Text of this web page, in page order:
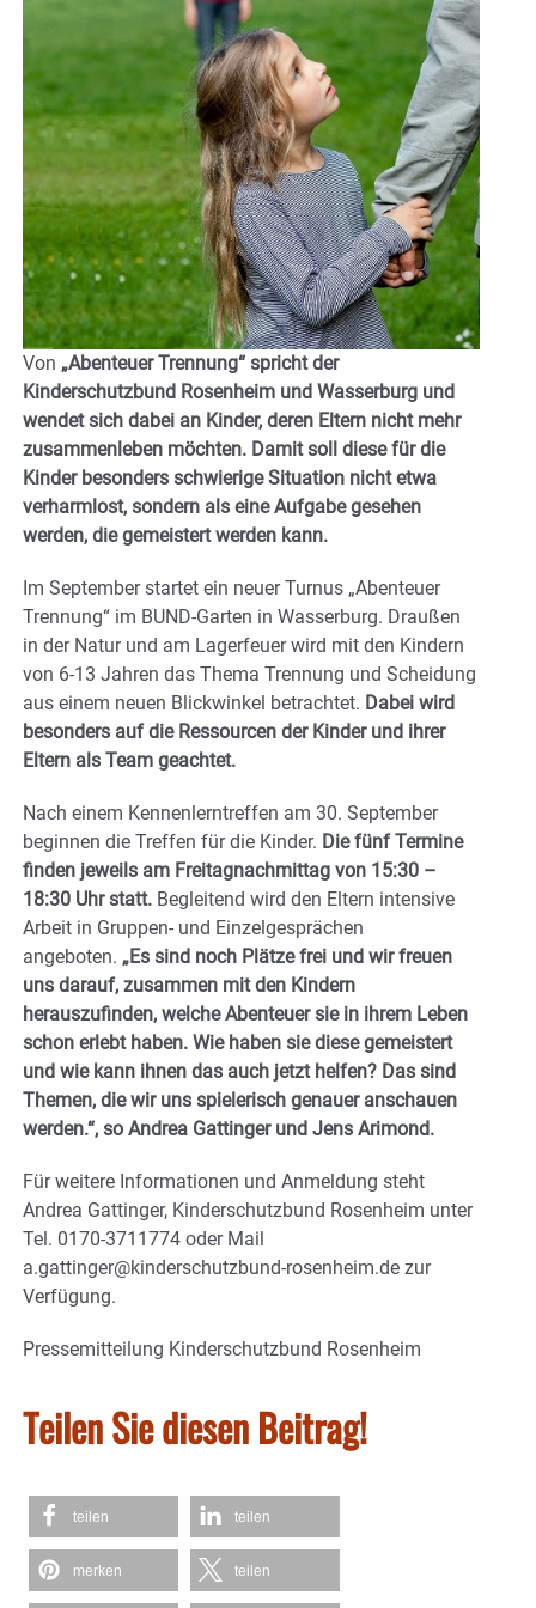
Von „Abenteuer Trennung“ spricht der
Kinderschutzbund Rosenheim und Wasserburg und
wendet sich dabei an Kinder, deren Eltern nicht mehr
zusammenleben möchten. Damit soll diese für die
Kinder besonders schwierige Situation nicht etwa
verharmlost, sondern als eine Aufgabe gesehen
werden, die gemeistert werden kann.
Im September startet ein neuer Turnus „Abenteuer
Trennung“ im BUND-Garten in Wasserburg. Draußen
in der Natur und am Lagerfeuer wird mit den Kindern
von 6-13 Jahren das Thema Trennung und Scheidung
aus einem neuen Blickwinkel betrachtet. Dabei wird
besonders auf die Ressourcen der Kinder und ihrer
Eltern als Team geachtet.
Nach einem Kennenlerntreffen am 30. September
beginnen die Treffen für die Kinder. Die fünf Termine
finden jeweils am Freitagnachmittag von 15:30 –
18:30 Uhr statt. Begleitend wird den Eltern intensive
Arbeit in Gruppen- und Einzelgesprächen
angeboten. „Es sind noch Plätze frei und wir freuen
uns darauf, zusammen mit den Kindern
herauszufinden, welche Abenteuer sie in ihrem Leben
schon erlebt haben. Wie haben sie diese gemeistert
und wie kann ihnen das auch jetzt helfen? Das sind
Themen, die wir uns spielerisch genauer anschauen
werden.“, so Andrea Gattinger und Jens Arimond.
Für weitere Informationen und Anmeldung steht
Andrea Gattinger, Kinderschutzbund Rosenheim unter
Tel. 0170-3711774 oder Mail
a.gattinger@kinderschutzbund-rosenheim.de zur
Verfügung.
Pressemitteilung Kinderschutzbund Rosenheim
Teilen Sie diesen Beitrag!
teilen teilen
merken teilen